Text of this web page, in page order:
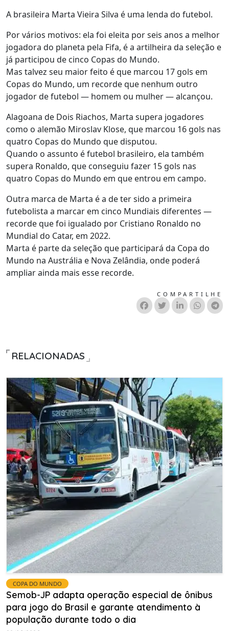
A brasileira Marta Vieira Silva é uma lenda do futebol.
Por vários motivos: ela foi eleita por seis anos a melhor
jogadora do planeta pela Fifa, é a artilheira da seleção e
já participou de cinco Copas do Mundo.
Mas talvez seu maior feito é que marcou 17 gols em
Copas do Mundo, um recorde que nenhum outro
jogador de futebol — homem ou mulher — alcançou.
Alagoana de Dois Riachos, Marta supera jogadores
como o alemão Miroslav Klose, que marcou 16 gols nas
quatro Copas do Mundo que disputou.
Quando o assunto é futebol brasileiro, ela também
supera Ronaldo, que conseguiu fazer 15 gols nas
quatro Copas do Mundo em que entrou em campo.
Outra marca de Marta é a de ter sido a primeira
futebolista a marcar em cinco Mundiais diferentes —
recorde que foi igualado por Cristiano Ronaldo no
Mundial do Catar, em 2022.
Marta é parte da seleção que participará da Copa do
Mundo na Austrália e Nova Zelândia, onde poderá
ampliar ainda mais esse recorde.
COMPARTILHE
RELACIONADAS
COPA DO MUNDO
Semob-JP adapta operação especial de ônibus
para jogo do Brasil e garante atendimento à
população durante todo o dia